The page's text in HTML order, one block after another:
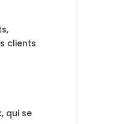
clients
qui se